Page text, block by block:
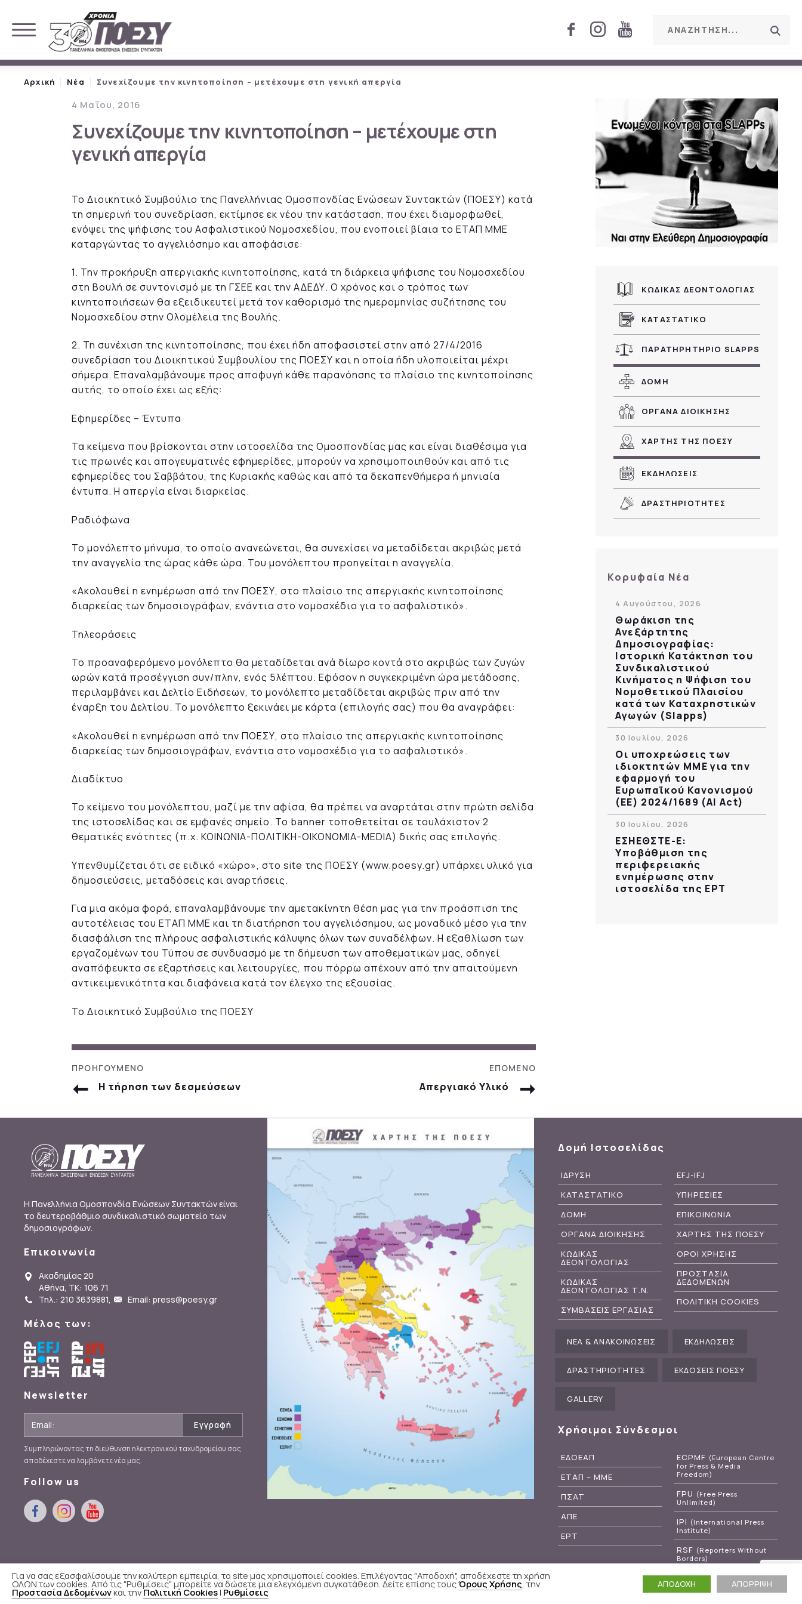
Αρχική Νέα Συνεχίζουμε την κινητοποίηση – μετέχουμε στη γενική απεργία
4 Μαΐου, 2016
Συνεχίζουμε την κινητοποίηση – μετέχουμε στη
γενική απεργία
Το Διοικητικό Συμβούλιο της Πανελλήνιας Ομοσπονδίας Ενώσεων Συντακτών (ΠΟΕΣΥ) κατά
τη σημερινή του συνεδρίαση, εκτίμησε εκ νέου την κατάσταση, που έχει διαμορφωθεί,
ενόψει της ψήφισης του Ασφαλιστικού Νομοσχεδίου, που ενοποιεί βίαια το ΕΤΑΠ ΜΜΕ
καταργώντας το αγγελιόσημο και αποφάσισε:
1. Την προκήρυξη απεργιακής κινητοποίησης, κατά τη διάρκεια ψήφισης του Νομοσχεδίου
στη Βουλή σε συντονισμό με τη ΓΣΕΕ και την ΑΔΕΔΥ. Ο χρόνος και ο τρόπος των
κινητοποιήσεων θα εξειδικευτεί μετά τον καθορισμό της ημερομηνίας συζήτησης του
Νομοσχεδίου στην Ολομέλεια της Βουλής.
2. Τη συνέχιση της κινητοποίησης, που έχει ήδη αποφασιστεί στην από 27/4/2016
συνεδρίαση του Διοικητικού Συμβουλίου της ΠΟΕΣΥ και η οποία ήδη υλοποιείται μέχρι
σήμερα. Επαναλαμβάνουμε προς αποφυγή κάθε παρανόησης το πλαίσιο της κινητοποίησης
αυτής, το οποίο έχει ως εξής:
Εφημερίδες – Έντυπα
Τα κείμενα που βρίσκονται στην ιστοσελίδα της Ομοσπονδίας μας και είναι διαθέσιμα για
τις πρωινές και απογευματινές εφημερίδες, μπορούν να χρησιμοποιηθούν και από τις
εφημερίδες του Σαββάτου, της Κυριακής καθώς και από τα δεκαπενθήμερα ή μηνιαία
έντυπα. Η απεργία είναι διαρκείας.
Ραδιόφωνα
Το μονόλεπτο μήνυμα, το οποίο ανανεώνεται, θα συνεχίσει να μεταδίδεται ακριβώς μετά
την αναγγελία της ώρας κάθε ώρα. Του μονόλεπτου προηγείται η αναγγελία.
«Ακολουθεί η ενημέρωση από την ΠΟΕΣΥ, στο πλαίσιο της απεργιακής κινητοποίησης
διαρκείας των δημοσιογράφων, ενάντια στο νομοσχέδιο για το ασφαλιστικό».
Τηλεοράσεις
Το προαναφερόμενο μονόλεπτο θα μεταδίδεται ανά δίωρο κοντά στο ακριβώς των ζυγών
ωρών κατά προσέγγιση συν/πλην, ενός 5λέπτου. Εφόσον η συγκεκριμένη ώρα μετάδοσης,
περιλαμβάνει και Δελτίο Ειδήσεων, το μονόλεπτο μεταδίδεται ακριβώς πριν από την
έναρξη του Δελτίου. Το μονόλεπτο ξεκινάει με κάρτα (επιλογής σας) που θα αναγράφει:
«Ακολουθεί η ενημέρωση από την ΠΟΕΣΥ, στο πλαίσιο της απεργιακής κινητοποίησης
διαρκείας των δημοσιογράφων, ενάντια στο νομοσχέδιο για το ασφαλιστικό».
Διαδίκτυο
Το κείμενο του μονόλεπτου, μαζί με την αφίσα, θα πρέπει να αναρτάται στην πρώτη σελίδα
της ιστοσελίδας και σε εμφανές σημείο. Το banner τοποθετείται σε τουλάχιστον 2
θεματικές ενότητες (π.χ. ΚΟΙΝΩΝΙΑ-ΠΟΛΙΤΙΚΗ-ΟΙΚΟΝΟΜΙΑ-MEDIA) δικής σας επιλογής.
Υπενθυμίζεται ότι σε ειδικό «χώρο», στο site της ΠΟΕΣΥ (www.poesy.gr) υπάρχει υλικό για
δημοσιεύσεις, μεταδόσεις και αναρτήσεις.
Για μια ακόμα φορά, επαναλαμβάνουμε την αμετακίνητη θέση μας για την προάσπιση της
αυτοτέλειας του ΕΤΑΠ ΜΜΕ και τη διατήρηση του αγγελιόσημου, ως μοναδικό μέσο για την
διασφάλιση της πλήρους ασφαλιστικής κάλυψης όλων των συναδέλφων. Η εξαθλίωση των
εργαζομένων του Τύπου σε συνδυασμό με τη δήμευση των αποθεματικών μας, οδηγεί
αναπόφευκτα σε εξαρτήσεις και λειτουργίες, που πόρρω απέχουν από την απαιτούμενη
αντικειμενικότητα και διαφάνεια κατά τον έλεγχο της εξουσίας.
Το Διοικητικό Συμβούλιο της ΠΟΕΣΥ
Η τήρηση των δεσμεύσεων Απεργιακό Υλικό
ΚΩΔΙΚΑΣ ΔΕΟΝΤΟΛΟΓΙΑΣ
ΚΑΤΑΣΤΑΤΙΚΟ
ΠΑΡΑΤΗΡΗΤΗΡΙΟ SLAPPS
ΔΟΜΗ
ΟΡΓΑΝΑ ΔΙΟΙΚΗΣΗΣ
ΧΑΡΤΗΣ ΤΗΣ ΠΟΕΣΥ
ΕΚΔΗΛΩΣΕΙΣ
ΔΡΑΣΤΗΡΙΟΤΗΤΕΣ
Κορυφαία Νέα
4 Αυγούστου, 2026
Θωράκιση της
Ανεξάρτητης
Δημοσιογραφίας:
Ιστορική Κατάκτηση του
Συνδικαλιστικού
Κινήματος η Ψήφιση του
Νομοθετικού Πλαισίου
κατά των Καταχρηστικών
Αγωγών (Slapps)
30 Ιουλίου, 2026
Οι υποχρεώσεις των
ιδιοκτητών ΜΜΕ για την
εφαρμογή του
Ευρωπαϊκού Κανονισμού
(ΕΕ) 2024/1689 (AI Act)
30 Ιουλίου, 2026
ΕΣΗΕΘΣΤΕ-Ε:
Υποβάθμιση της
περιφερειακής
ενημέρωσης στην
ιστοσελίδα της ΕΡΤ
Η Πανελλήνια Ομοσπονδία Ενώσεων Συντακτών είναι
το δευτεροβάθμιο συνδικαλιστικό σωματείο των
δημοσιογράφων.
Επικοινωνία
Ακαδημίας 20
Αθήνα, ΤΚ: 106 71
Τηλ.: 210 3639881, Email: press@poesy.gr
Μέλος των:
Newsletter
Συμπληρώνοντας τη διεύθυνση ηλεκτρονικού ταχυδρομείου σας
αποδέχεστε να λαμβάνετε νέα μας.
Follow us
Δομή Ιστοσελίδας
ΙΔΡΥΣΗ
ΚΑΤΑΣΤΑΤΙΚΟ
ΔΟΜΗ
ΟΡΓΑΝΑ ΔΙΟΙΚΗΣΗΣ
ΚΩΔΙΚΑΣ
ΔΕΟΝΤΟΛΟΓΙΑΣ
ΚΩΔΙΚΑΣ
ΔΕΟΝΤΟΛΟΓΙΑΣ Τ.Ν.
ΣΥΜΒΑΣΕΙΣ ΕΡΓΑΣΙΑΣ
EFJ-IFJ
ΥΠΗΡΕΣΙΕΣ
ΕΠΙΚΟΙΝΩΝΙΑ
ΧΑΡΤΗΣ ΤΗΣ ΠΟΕΣΥ
ΟΡΟΙ ΧΡΗΣΗΣ
ΠΡΟΣΤΑΣΙΑ
ΔΕΔΟΜΕΝΩΝ
ΠΟΛΙΤΙΚΗ COOKIES
ΝΕΑ & ΑΝΑΚΟΙΝΩΣΕΙΣ ΕΚΔΗΛΩΣΕΙΣ
ΔΡΑΣΤΗΡΙΟΤΗΤΕΣ ΕΚΔΟΣΕΙΣ ΠΟΕΣΥ
GALLERY
Χρήσιμοι Σύνδεσμοι
ΕΔΟΕΑΠ
ΕΤΑΠ – ΜΜΕ
ΠΣΑΤ
ΑΠΕ
ΕΡΤ
ECPMF (European Centre
for Press & Media
Freedom)
FPU (Free Press
Unlimited)
IPI (International Press
Institute)
RSF (Reporters Without
Borders)
Π.Ο.Ε.Σ.Υ© 2020 - 2026 Powered by WebOlution
Για να σας εξασφαλίσουμε την καλύτερη εμπειρία, το site μας χρησιμοποιεί cookies. Επιλέγοντας "Αποδοχή", αποδέχεστε τη χρήση
ΟΛΩΝ των cookies. Από τις "Ρυθμίσεις" μπορείτε να δώσετε μια ελεγχόμενη συγκατάθεση. Δείτε επίσης τουςΌρους Χρήσης, την
Προστασία Δεδομένωνκαι τηνΠολιτική Cookies| Ρυθμίσεις
ΑΠΟΔΟΧΗ ΑΠΟΡΡΙΨΗ